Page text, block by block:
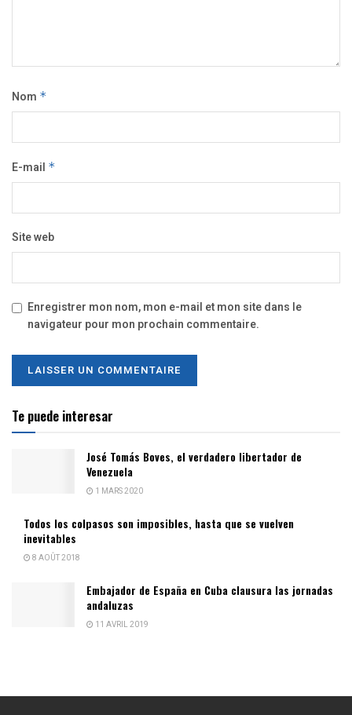
Nom *
E-mail *
Site web
Enregistrer mon nom, mon e-mail et mon site dans le
navigateur pour mon prochain commentaire.
Te puede interesar
José Tomás Boves, el verdadero libertador de
Venezuela
1 MARS 2020
Todos los colpasos son imposibles, hasta que se vuelven
inevitables
8 AOÛT 2018
Embajador de España en Cuba clausura las jornadas
andaluzas
11 AVRIL 2019